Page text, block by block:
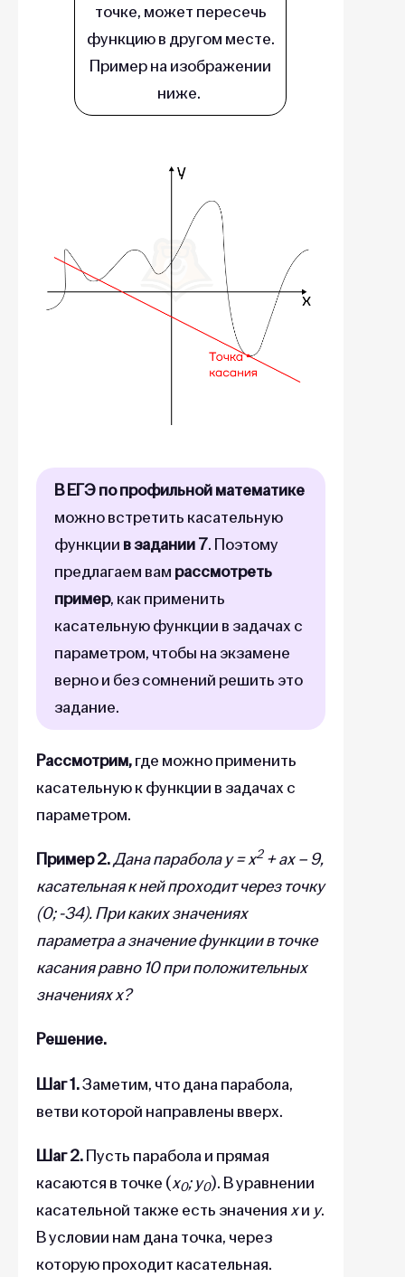
точке, может пересечь
функцию в другом месте.
Пример на изображении
ниже.
В ЕГЭ по профильной математике
можно встретить касательную
функции в задании 7. Поэтому
предлагаем вам рассмотреть
пример, как применить
касательную функции в задачах с
параметром, чтобы на экзамене
верно и без сомнений решить это
задание.
Рассмотрим,где можно применить
касательную к функции в задачах с
параметром.
Пример 2.Дана парабола y = x2+ ax – 9,
касательная к ней проходит через точку
(0; -34). При каких значениях
параметра а значение функции в точке
касания равно 10 при положительных
значениях х?
Решение.
Шаг 1.Заметим, что дана парабола,
ветви которой направлены вверх.
Шаг 2.Пусть парабола и прямая
касаются в точке (x0; y0). В уравнении
касательной также есть значения хи у.
В условии нам дана точка, через
которую проходит касательная.